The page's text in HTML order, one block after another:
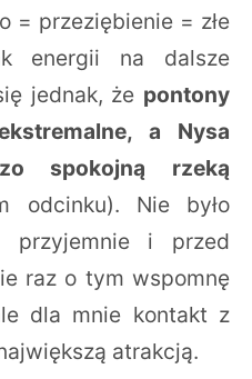
= przeziębienie = złe
energii na dalsze
jednak, że pontony
a Nysa
spokojną rzeką
odcinku). Nie było
przyjemnie i przed
raz o tym wspomnę
dla mnie kontakt z
atrakcją.